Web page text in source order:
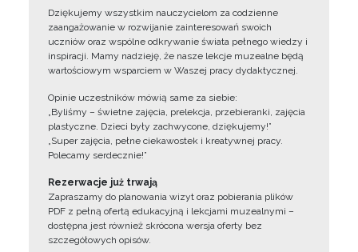
Dziękujemy wszystkim nauczycielom za codzienne
zaangażowanie w rozwijanie zainteresowań swoich
uczniów oraz wspólne odkrywanie świata pełnego wiedzy i
inspiracji. Mamy nadzieję, że nasze lekcje muzealne będą
wartościowym wsparciem w Waszej pracy dydaktycznej.
Opinie uczestników mówią same za siebie:
„Byliśmy – świetne zajęcia, prelekcja, przebieranki, zajęcia
plastyczne. Dzieci były zachwycone, dziękujemy!”
„Super zajęcia, pełne ciekawostek i kreatywnej pracy.
Polecamy serdecznie!”
Rezerwacje już trwają
Zapraszamy do planowania wizyt oraz pobierania plików
PDF z pełną ofertą edukacyjną i lekcjami muzealnymi –
dostępna jest również skrócona wersja oferty bez
szczegółowych opisów.